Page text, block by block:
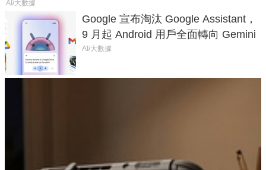
AI/大數據
Google 宣布淘汰 Google Assistant，
9 月起 Android 用戶全面轉向 Gemini
AI/大數據